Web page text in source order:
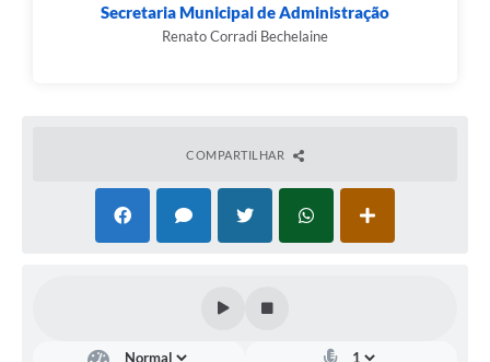
Secretaria Municipal de Administração
Renato Corradi Bechelaine
COMPARTILHAR